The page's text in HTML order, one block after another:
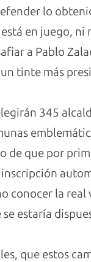
lo
en juego, ni
a Pablo
tinte más
345
de que por
conocer la
estaría
que estos